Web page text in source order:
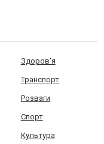
Здоров'я
Транспорт
Розваги
Спорт
Культура